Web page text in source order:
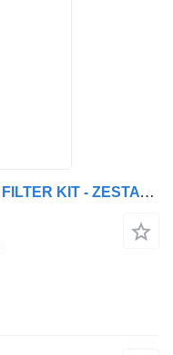
Фильтр гидравлический Isuzu FILTER KIT - ZESTAW FILTRÓW для грузовика Isuzu NPR, NQR 4.8 TD